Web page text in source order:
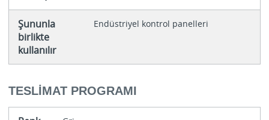
Şununla
birlikte
kullanılır
Endüstriyel kontrol panelleri
TESLIMAT PROGRAMI